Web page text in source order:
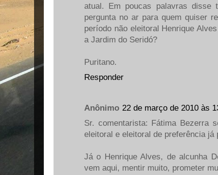
atual. Em poucas palavras disse
pergunta no ar para quem quiser
período não eleitoral Henrique
a Jardim do Seridó?
Puritano.
Responder
Anônimo 22 de março de 2010 às
Sr. comentarista: Fátima Bezerra
eleitoral e eleitoral de preferência já
Já o Henrique Alves, de alcunha
vem aqui, mentir muito, prometer